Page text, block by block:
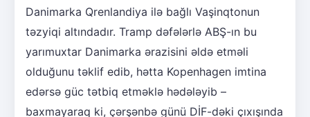
Danimarka Qrenlandiya ilə bağlı Vaşinqtonun
təzyiqi altındadır. Tramp dəfələrlə ABŞ-ın bu
yarımuxtar Danimarka ərazisini əldə etməli
olduğunu təklif edib, hətta Kopenhagen imtina
edərsə güc tətbiq etməklə hədələyib –
baxmayaraq ki, çərşənbə günü DİF-dəki çıxışında